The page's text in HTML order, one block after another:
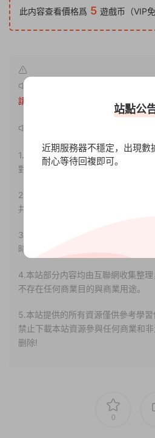
此内容查看價格爲 5 遊戲币（VIP
請注明出處。
1.本站部分内容轉載自其它媒體，
對其真實性負責。
2.若您需要商業運營或用于其他商業
并合法使用。
3.如果本站有侵犯、不妥之處的資源
時間解決！
4.本站部分内容均由互聯網收集整理
不存在任何商業目的與商業用途。
5.本站提供的所有資源僅供參考學習
禁止下載本站資源參與任何商業和
删除!
0
站點公
近期服務器不穩定，出現數
耐心等待回複即可。